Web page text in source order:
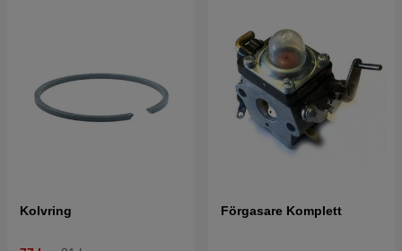
Kolvring Förgasare Komplett